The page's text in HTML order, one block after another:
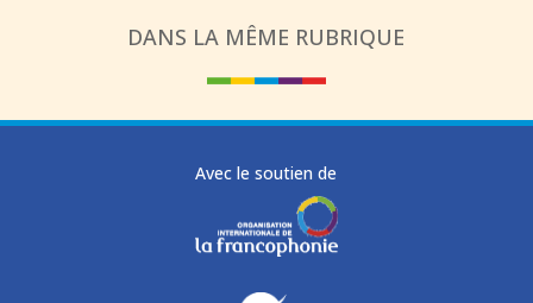
DANS LA MÊME RUBRIQUE
Avec le soutien de